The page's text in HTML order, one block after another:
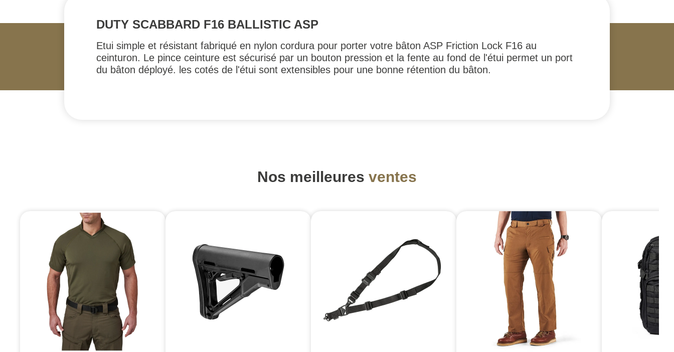
DUTY SCABBARD F16 BALLISTIC ASP
Etui simple et résistant fabriqué en nylon cordura pour porter votre bâton ASP Friction Lock F16 au
ceinturon. Le pince ceinture est sécurisé par un bouton pression et la fente au fond de l'étui permet un port
du bâton déployé. les cotés de l'étui sont extensibles pour une bonne rétention du bâton.
Nos meilleures ventes